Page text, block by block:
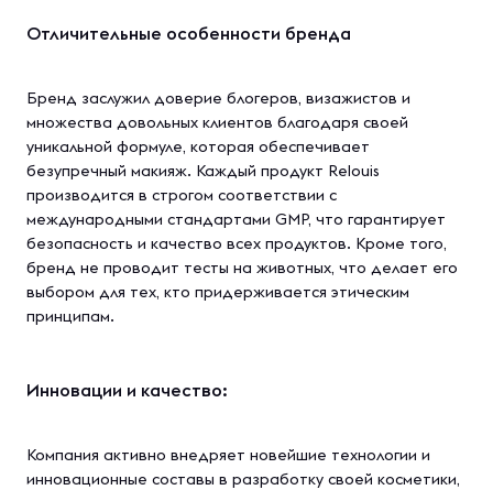
Отличительные особенности бренда
Бренд заслужил доверие блогеров, визажистов и
множества довольных клиентов благодаря своей
уникальной формуле, которая обеспечивает
безупречный макияж. Каждый продукт Relouis
производится в строгом соответствии с
международными стандартами GMP, что гарантирует
безопасность и качество всех продуктов. Кроме того,
бренд не проводит тесты на животных, что делает его
выбором для тех, кто придерживается этическим
принципам.
Инновации и качество:
Компания активно внедряет новейшие технологии и
инновационные составы в разработку своей косметики,